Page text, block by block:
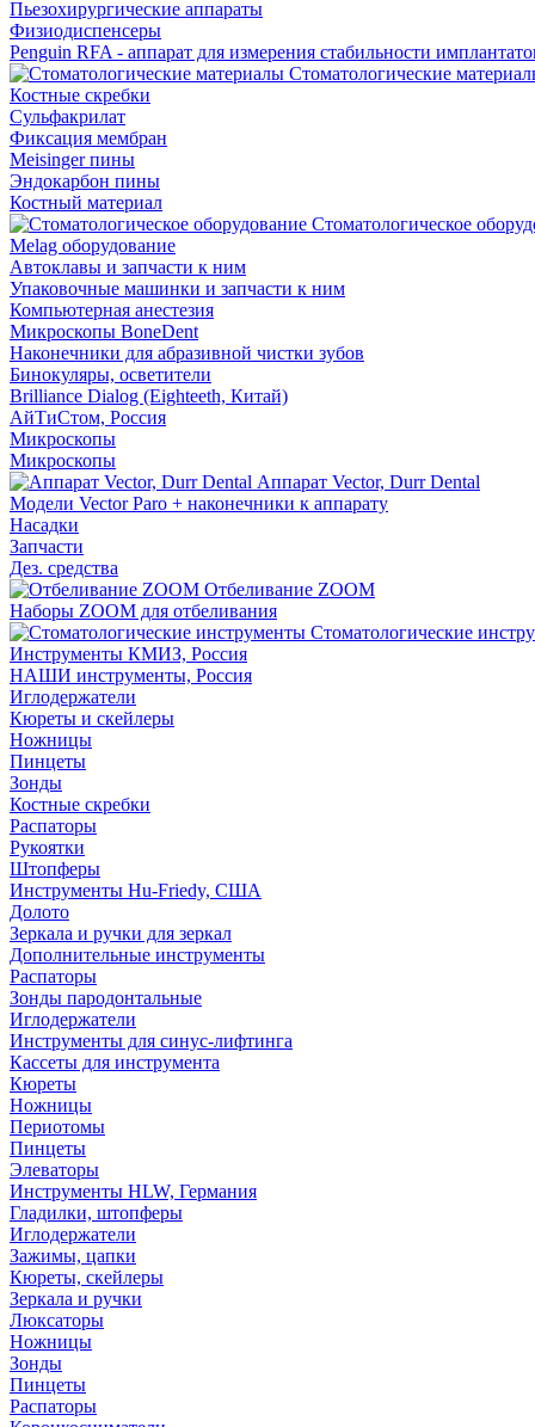
Пьезохирургические аппараты
Физиодиспенсеры
Penguin RFA - аппарат для измерения стабильности
Стоматологические
Костные скребки
Сульфакрилат
Фиксация мембран
Meisinger пины
Эндокарбон пины
Костный материал
Стоматологическое
Melag оборудование
Автоклавы и запчасти к ним
Упаковочные машинки и запчасти к ним
Компьютерная анестезия
Микроскопы BoneDent
Наконечники для абразивной чистки зубов
Бинокуляры, осветители
Brilliance Dialog (Eighteeth, Китай)
АйТиСтом, Россия
Микроскопы
Микроскопы
Аппарат Vector, Durr Dental
Модели Vector Paro + наконечники к аппарату
Насадки
Запчасти
Дез. средства
Отбеливание ZOOM
Наборы ZOOM для отбеливания
Стоматологические
Инструменты КМИЗ, Россия
НАШИ инструменты, Россия
Иглодержатели
Кюреты и скейлеры
Ножницы
Пинцеты
Зонды
Костные скребки
Распаторы
Рукоятки
Штопферы
Инструменты Hu-Friedy, США
Долото
Зеркала и ручки для зеркал
Дополнительные инструменты
Распаторы
Зонды пародонтальные
Иглодержатели
Инструменты для синус-лифтинга
Кассеты для инструмента
Кюреты
Ножницы
Периотомы
Пинцеты
Элеваторы
Инструменты HLW, Германия
Гладилки, штопферы
Иглодержатели
Зажимы, цапки
Кюреты, скейлеры
Зеркала и ручки
Люксаторы
Ножницы
Зонды
Пинцеты
Распаторы